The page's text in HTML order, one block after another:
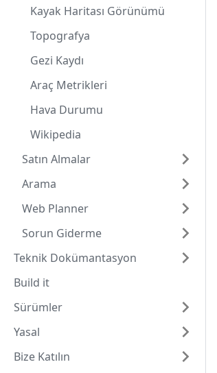
Kayak Haritası Görünümü
Topografya
Gezi Kaydı
Araç Metrikleri
Hava Durumu
Wikipedia
Satın Almalar
Arama
Web Planner
Sorun Giderme
Teknik Dokümantasyon
Build it
Sürümler
Yasal
Bize Katılın